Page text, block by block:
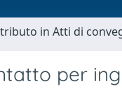
in Atti di
per